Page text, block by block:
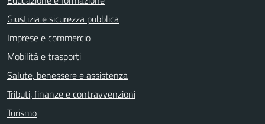
Giustizia e sicurezza pubblica
Imprese e commercio
Mobilità e trasporti
Salute, benessere e assistenza
Tributi, finanze e contravvenzioni
Turismo